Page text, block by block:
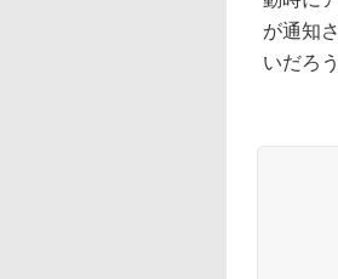
が通知
いだろう